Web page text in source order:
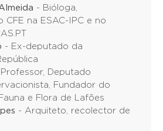
- Bióloga,
CFE na ESAC-IPC e no
- Ex-deputado da
Deputado
Fundador do
e Flora de Lafões
- Arquiteto, recolector de